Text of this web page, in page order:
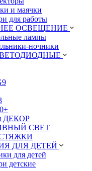
и маячки
для работы
ОСВЕЩЕНИЕ
лампы
ночники
ДЕКОР
СВЕТ
ДЛЯ ДЕТЕЙ
для детей
детские